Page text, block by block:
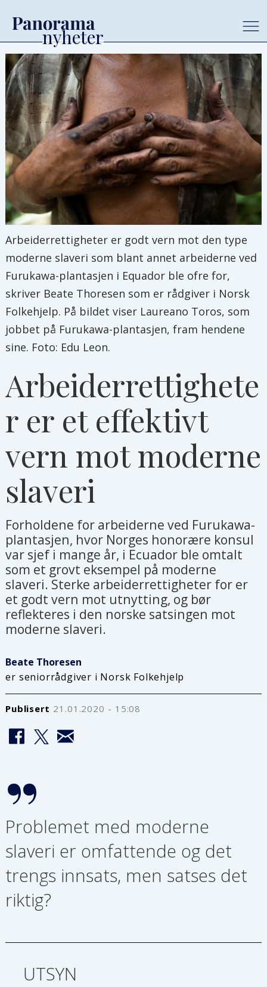
Arbeiderrettigheter er godt vern mot den type
moderne slaveri som blant annet arbeiderne ved
Furukawa-plantasjen i Equador ble ofre for,
skriver Beate Thoresen som er rådgiver i Norsk
Folkehjelp. På bildet viser Laureano Toros, som
jobbet på Furukawa-plantasjen, fram hendene
sine. Foto: Edu Leon.
Arbeiderrettighete
r er et effektivt
vern mot moderne
slaveri
Forholdene for arbeiderne ved Furukawa-
plantasjen, hvor Norges honorære konsul
var sjef i mange år, i Ecuador ble omtalt
som et grovt eksempel på moderne
slaveri. Sterke arbeiderrettigheter for er
et godt vern mot utnytting, og bør
reflekteres i den norske satsingen mot
moderne slaveri.
Beate Thoresen
er seniorrådgiver i Norsk Folkehjelp
Publisert 21.01.2020 - 15:08
Problemet med moderne
slaveri er omfattende og det
trengs innsats, men satses det
riktig?
UTSYN